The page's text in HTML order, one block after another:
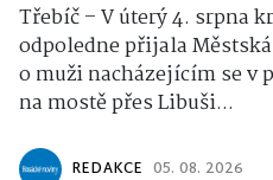
Třebíč – V úterý 4. srpna
odpoledne přijala
o muži nacházejícím se v
na mostě přes Libuši...
REDAKCE 05. 08. 2026